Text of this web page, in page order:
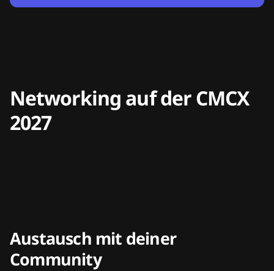
Networking auf der CMCX
2027
Austausch mit deiner
Community